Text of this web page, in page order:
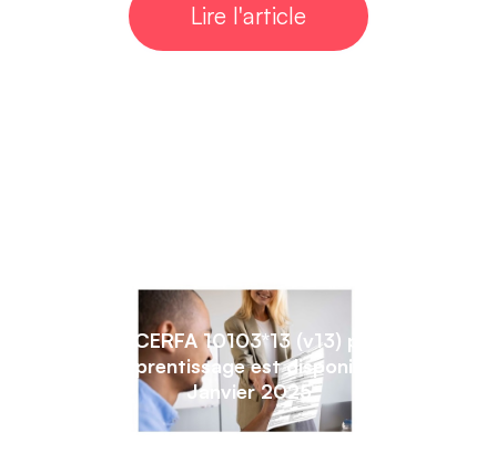
Lire l'article
Le CERFA 10103*13 (v13) pour
l’apprentissage est disponible !
Janvier 2025